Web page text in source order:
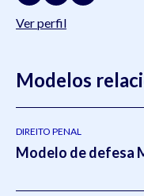
Ver perfil
Modelos
DIREITO PENAL
Modelo de defesa